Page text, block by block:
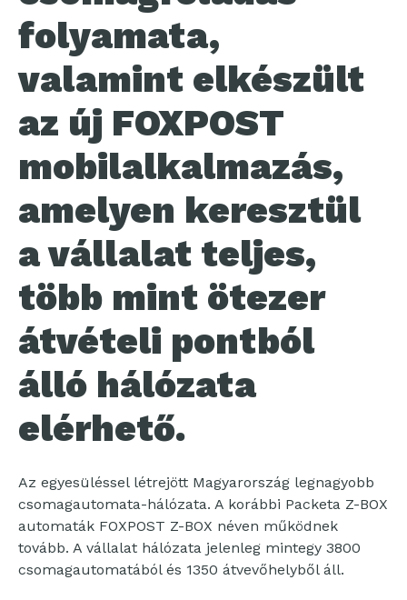
folyamata,
valamint elkészült
az új FOXPOST
mobilalkalmazás,
amelyen keresztül
a vállalat teljes,
több mint ötezer
átvételi pontból
álló hálózata
elérhető.
Az egyesüléssel létrejött Magyarország legnagyobb
csomagautomata-hálózata. A korábbi Packeta Z-BOX
automaták FOXPOST Z-BOX néven működnek
tovább. A vállalat hálózata jelenleg mintegy 3800
csomagautomatából és 1350 átvevőhelyből áll.